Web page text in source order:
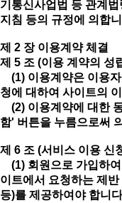
기통신사업법 등 관계
지침 등의 규정에 의합
제 2 장 이용계약 체결
제 5 조 (이용 계약의 성
(1) 이용계약은 이용자
청에 대하여 사이트의
(2) 이용계약에 대한
함' 버튼을 누름으로써
제 6 조 (서비스 이용 신
(1) 회원으로 가입하
이트에서 요청하는 제
등)를 제공하여야 합니